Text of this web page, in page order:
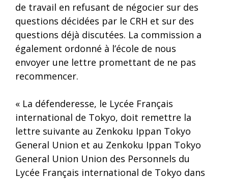
de travail en refusant de négocier sur des
questions décidées par le CRH et sur des
questions déjà discutées. La commission a
également ordonné à l’école de nous
envoyer une lettre promettant de ne pas
recommencer.
« La défenderesse, le Lycée Français
international de Tokyo, doit remettre la
lettre suivante au Zenkoku Ippan Tokyo
General Union et au Zenkoku Ippan Tokyo
General Union Union des Personnels du
Lycée Français international de Tokyo dans